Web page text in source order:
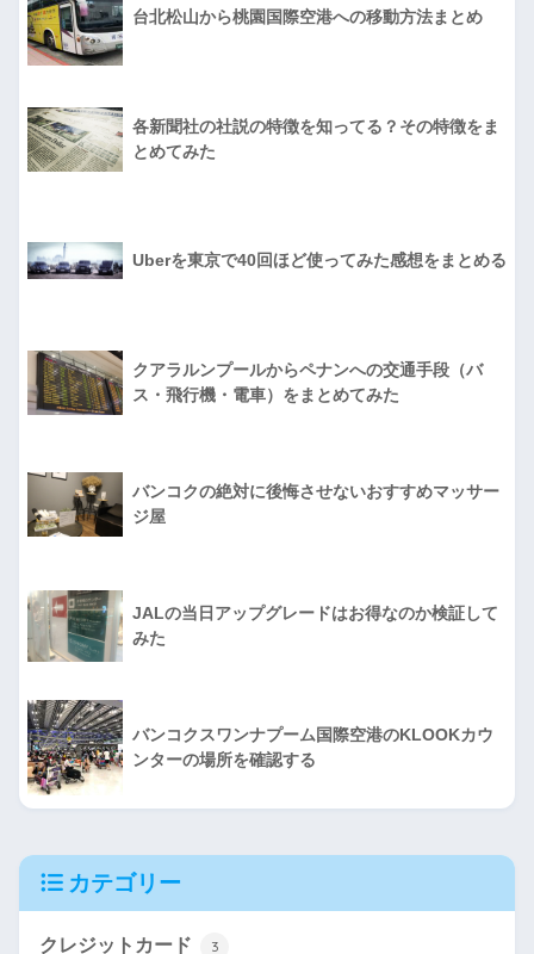
台北松山から桃園国際空港への移動方法まとめ
各新聞社の社説の特徴を知ってる？その特徴をま
とめてみた
Uberを東京で40回ほど使ってみた感想をまとめる
クアラルンプールからペナンへの交通手段（バ
ス・飛行機・電車）をまとめてみた
バンコクの絶対に後悔させないおすすめマッサー
ジ屋
JALの当日アップグレードはお得なのか検証して
みた
バンコクスワンナプーム国際空港のKLOOKカウ
ンターの場所を確認する
カテゴリー
クレジットカード 3